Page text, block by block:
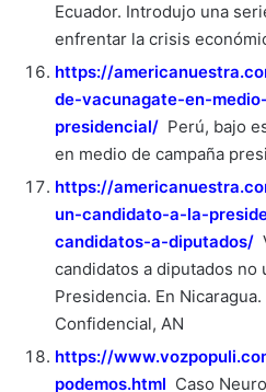
Ecuador. Introdujo una
enfrentar la crisis
https://
de-vacunagate-en-
presidencial/ Perú, bajo
en medio de campaña
https://
un-candidato-a-la-
candidatos-a-diputados/
candidatos a diputados no
Presidencia. En
Confidencial, AN
https://
podemos.html Caso